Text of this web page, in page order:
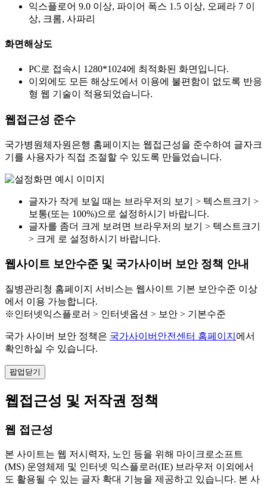
익스플로어 9.0 이상, 파이어 폭스 1.5 이상, 오페라 7 이
상, 크롬, 사파리
화면해상도
PC로 접속시 1280*1024에 최적화된 화면입니다.
이외에도 모든 해상도에서 이용에 불편함이 없도록 반응
형 웹 기술이 적용되었습니다.
웹접근성 준수
국가병원체자원은행 홈페이지는 웹접근성을 준수하여 글자크
기를 사용자가 직접 조절할 수 있도록 만들었습니다.
글자가 작게 보일 때는 브라우저의 보기 > 텍스트크기 >
보통(또는 100%)으로 설정하시기 바랍니다.
글자를 좀더 크게 보려면 브라우저의 보기 > 텍스트크기
> 크게 로 설정하시기 바랍니다.
웹사이트 보안수준 및 국가사이버 보안 정책 안내
질병관리청 홈페이지 서비스는 웹사이트 기본 보안수준 이상
에서 이용 가능합니다.
※인터넷익스플로러 > 인터넷옵션 > 보안 > 기본수준
국가 사이버 보안 정책은 국가사이버안전센터 홈페이지 에서
확인하실 수 있습니다.
팝업닫기
웹접근성 및 저작권 정책
웹 접근성
본 사이트는 웹 저시력자, 노인 등을 위해 마이크로소프트
(MS) 운영체제 및 인터넷 익스플로러(IE) 브라우저 이외에서
도 활용될 수 있는 글자 확대 기능을 제공하고 있습니다. 본 사